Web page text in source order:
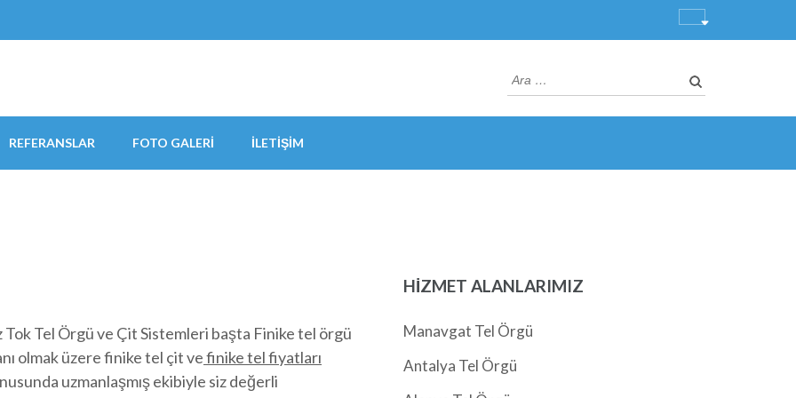
Arama:
REFERANSLAR FOTO GALERI İLETIŞIM
Tok Tel Örgü ve Çit Sistemleri başta Finike tel örgü
olmak üzere finike tel çit vefinike tel fiyatları
uzmanlaşmış ekibiyle siz değerli
HIZMET ALANLARIMIZ
Manavgat Tel Örgü
Antalya Tel Örgü